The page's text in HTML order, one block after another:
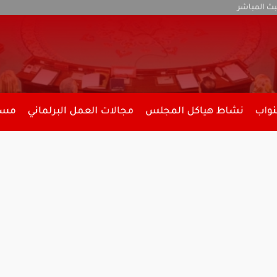
المباشر
نشاط هياكل المجلس مجالات العمل البرلماني